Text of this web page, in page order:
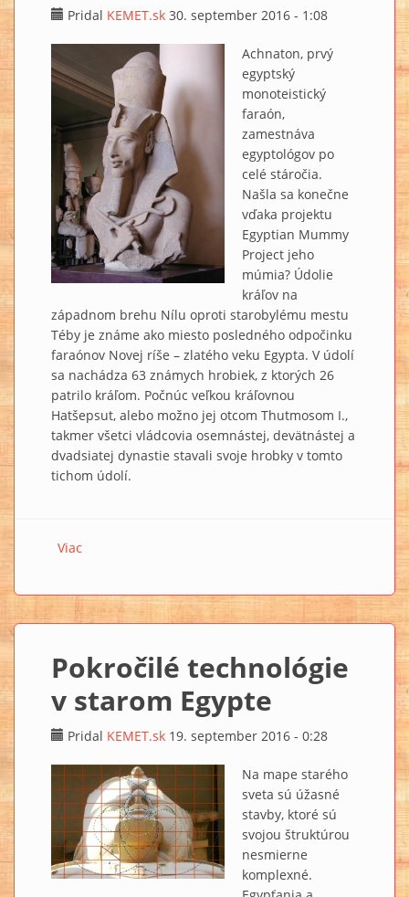
Pridal KEMET.sk 30. september 2016 - 1:08
Achnaton, prvý
egyptský
monoteistický
faraón,
zamestnáva
egyptológov po
celé stáročia.
Našla sa konečne
vďaka projektu
Egyptian Mummy
Project jeho
múmia? Údolie
kráľov na
západnom brehu Nílu oproti starobylému mestu
Téby je známe ako miesto posledného odpočinku
faraónov Novej ríše – zlatého veku Egypta. V údolí
sa nachádza 63 známych hrobiek, z ktorých 26
patrilo kráľom. Počnúc veľkou kráľovnou
Hatšepsut, alebo možno jej otcom Thutmosom I.,
takmer všetci vládcovia osemnástej, devätnástej a
dvadsiatej dynastie stavali svoje hrobky v tomto
tichom údolí.
Viac
Pokročilé technológie
v starom Egypte
Pridal KEMET.sk 19. september 2016 - 0:28
Na mape starého
sveta sú úžasné
stavby, ktoré sú
svojou štruktúrou
nesmierne
komplexné.